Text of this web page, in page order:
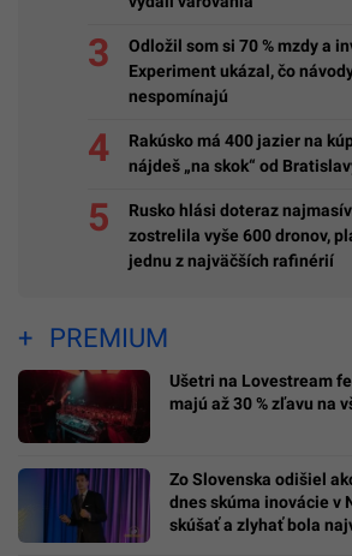
Odložil som si 70 % mzdy a
Experiment ukázal, čo
nespomínajú
Rakúsko má 400 jazier na
nájdeš „na skok“ od
Rusko hlási doteraz
zostrelila vyše 600 dronov,
jednu z najväčších rafinérií
PREMIUM
Ušetri na Lovestream
majú až 30 % zľavu na
Zo Slovenska odišiel
dnes skúma inovácie v
skúšať a zlyhať bola